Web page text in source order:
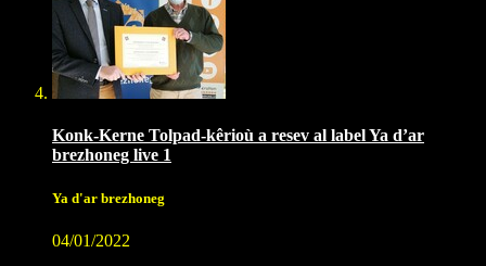
Konk-Kerne Tolpad-kêrioù a resev al label Ya d’ar
brezhoneg live 1
Ya d'ar brezhoneg
04/01/2022